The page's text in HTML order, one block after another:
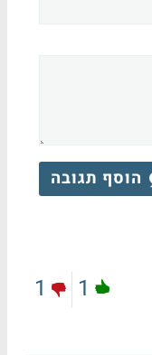
הוסף תגובה
1
1